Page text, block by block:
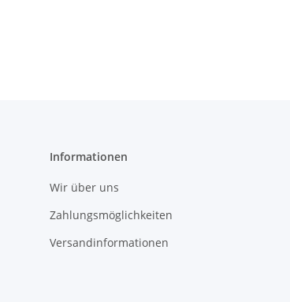
Informationen
Wir über uns
Zahlungsmöglichkeiten
Versandinformationen